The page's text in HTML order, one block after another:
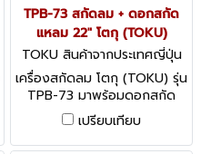
TPB-73 สกัดลม + ดอกสกัด
แหลม 22" โตกุ (TOKU)
TOKU สินค้าจากประเทศญี่ปุ่น
TPB-73
เครื่องสกัดลม โตกุ (TOKU) รุ่น
TPB-73 มาพร้อมดอกสกัด
แหลมยาว 22 นิ้ว สำหรับงาน
หนักที่คอนกรีตมีความแข็งสูง มี
สลักล๊อกดอกสกัด ทำให้เปลี่ยน
เปรียบเทียบ